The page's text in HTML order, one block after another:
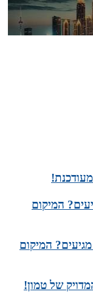
המיקום
המיקום
של טמון!